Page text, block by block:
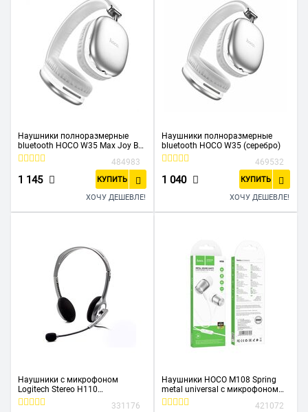
Для PlayStation и Xbox Для телевизора
Для компьютера с микрофоном Недорогие
С Bluetooth Розовые 3.5 мм
Наушники полноразмерные
bluetooth HOCO W35 Max Joy BT
(серебро)
484983
1 145 КУПИТЬ
ХОЧУ ДЕШЕВЛЕ!
Наушники полноразмерные
bluetooth HOCO W35 (серебро)
469532
1 040 КУПИТЬ
ХОЧУ ДЕШЕВЛЕ!
Наушники с микрофоном
Logitech Stereo H110
серебристый (981-000271)
331176
Наушники HOCO M108 Spring
metal universal с микрофоном
(серебро)
421072